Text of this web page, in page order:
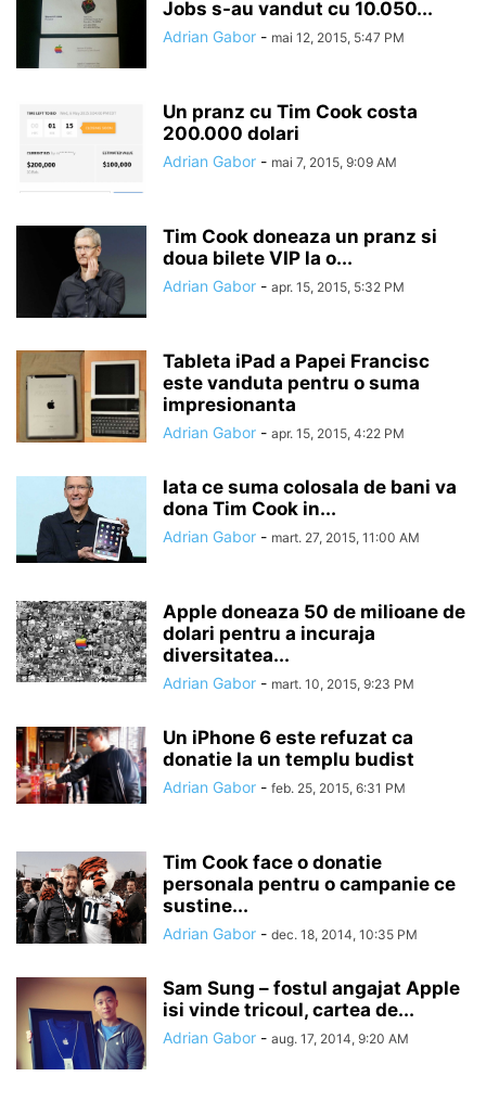
Jobs s-au vandut cu 10.050...
Adrian Gabor - mai 12, 2015, 5:47 PM
Un pranz cu Tim Cook costa
200.000 dolari
Adrian Gabor - mai 7, 2015, 9:09 AM
Tim Cook doneaza un pranz si
doua bilete VIP la o...
Adrian Gabor - apr. 15, 2015, 5:32 PM
Tableta iPad a Papei Francisc
este vanduta pentru o suma
impresionanta
Adrian Gabor - apr. 15, 2015, 4:22 PM
Iata ce suma colosala de bani va
dona Tim Cook in...
Adrian Gabor - mart. 27, 2015, 11:00 AM
Apple doneaza 50 de milioane de
dolari pentru a incuraja
diversitatea...
Adrian Gabor - mart. 10, 2015, 9:23 PM
Un iPhone 6 este refuzat ca
donatie la un templu budist
Adrian Gabor - feb. 25, 2015, 6:31 PM
Tim Cook face o donatie
personala pentru o campanie ce
sustine...
Adrian Gabor - dec. 18, 2014, 10:35 PM
Sam Sung – fostul angajat Apple
isi vinde tricoul, cartea de...
Adrian Gabor - aug. 17, 2014, 9:20 AM